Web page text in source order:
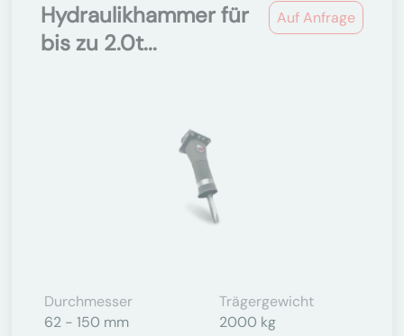
Auf Anfrage
Hydraulikhammer für
bis zu 2.0t...
Durchmesser
62 - 150 mm
Trägergewicht
2000 kg